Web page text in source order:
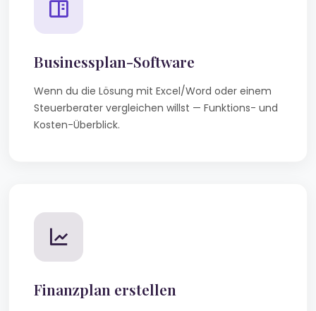
Businessplan-Software
Wenn du die Lösung mit Excel/Word oder einem
Steuerberater vergleichen willst — Funktions- und
Kosten-Überblick.
Finanzplan erstellen